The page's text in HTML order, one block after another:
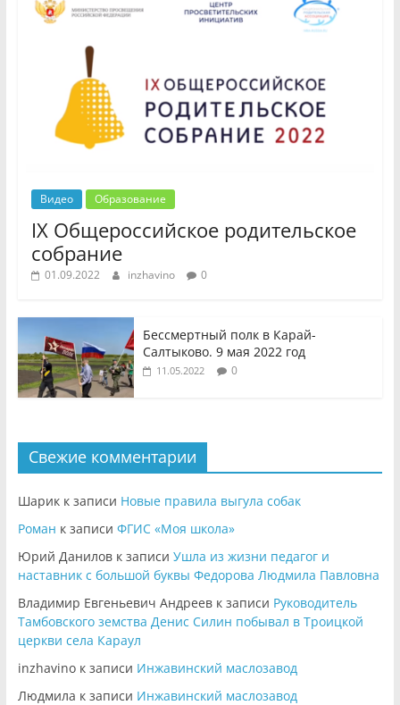
Видео Образование
IX Общероссийское родительское
собрание
01.09.2022 inzhavino 0
Бессмертный полк в Карай-
Салтыково. 9 мая 2022 год
11.05.2022 0
Свежие комментарии
Шарикк записи Новые правила выгула собак
Роман к записи ФГИС «Моя школа»
Юрий Даниловк записи Ушла из жизни педагог и
наставник с большой буквы Федорова Людмила Павловна
Владимир Евгеньевич Андреевк записи Руководитель
Тамбовского земства Денис Силин побывал в Троицкой
церкви села Караул
inzhavinoк записи Инжавинский маслозавод
Людмила к записи Инжавинский маслозавод